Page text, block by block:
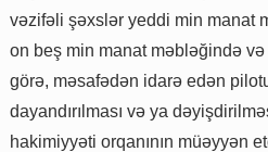
vəzifəli şəxslər yeddi min manat
on beş min manat məbləğində
görə, məsafədən idarə edən
dayandırılması və ya
hakimiyyəti orqanının müəyyən